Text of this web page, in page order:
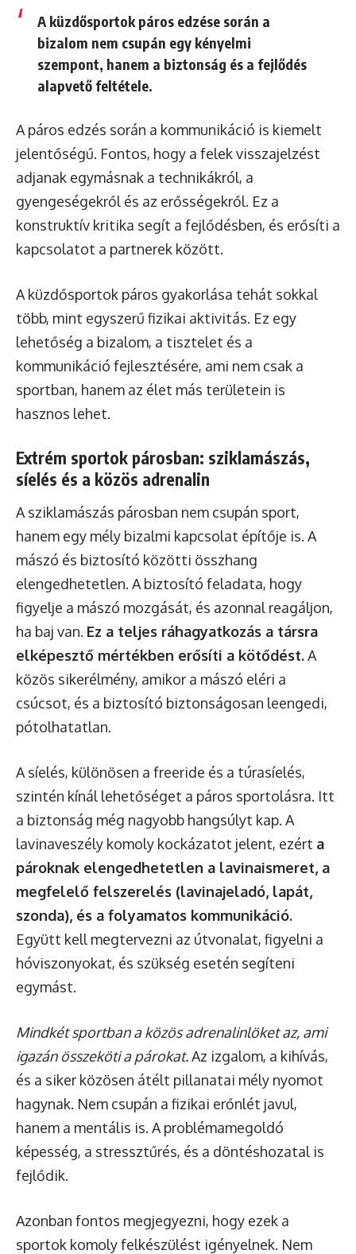
A küzdősportok páros edzése során a
bizalom nem csupán egy kényelmi
szempont, hanem a biztonság és a fejlődés
alapvető feltétele.
A páros edzés során a kommunikáció is kiemelt
jelentőségű. Fontos, hogy a felek visszajelzést
adjanak egymásnak a technikákról, a
gyengeségekről és az erősségekről. Ez a
konstruktív kritika segít a fejlődésben, és erősíti a
kapcsolatot a partnerek között.
A küzdősportok páros gyakorlása tehát sokkal
több, mint egyszerű fizikai aktivitás. Ez egy
lehetőség a bizalom, a tisztelet és a
kommunikáció fejlesztésére, ami nem csak a
sportban, hanem az élet más területein is
hasznos lehet.
Extrém sportok párosban: sziklamászás,
síelés és a közös adrenalin
A sziklamászás párosban nem csupán sport,
hanem egy mély bizalmi kapcsolat építője is. A
mászó és biztosító közötti összhang
elengedhetetlen. A biztosító feladata, hogy
figyelje a mászó mozgását, és azonnal reagáljon,
ha baj van. Ez a teljes ráhagyatkozás a társra
elképesztő mértékben erősíti a kötődést.A
közös sikerélmény, amikor a mászó eléri a
csúcsot, és a biztosító biztonságosan leengedi,
pótolhatatlan.
A síelés, különösen a freeride és a túrasíelés,
szintén kínál lehetőséget a páros sportolásra. Itt
a biztonság még nagyobb hangsúlyt kap. A
lavinaveszély komoly kockázatot jelent, ezért a
pároknak elengedhetetlen a lavinaismeret, a
megfelelő felszerelés (lavinajeladó, lapát,
szonda), és a folyamatos kommunikáció.
Együtt kell megtervezni az útvonalat, figyelni a
hóviszonyokat, és szükség esetén segíteni
egymást.
Mindkét sportban a közös adrenalinlöket az, ami
igazán összeköti a párokat.Az izgalom, a kihívás,
és a siker közösen átélt pillanatai mély nyomot
hagynak. Nem csupán a fizikai erőnlét javul,
hanem a mentális is. A problémamegoldó
képesség, a stressztűrés, és a döntéshozatal is
fejlődik.
Azonban fontos megjegyezni, hogy ezek a
sportok komoly felkészülést igényelnek. Nem